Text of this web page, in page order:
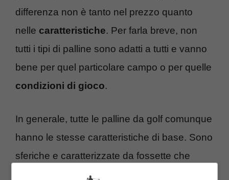
differenza non è tanto nel prezzo quanto
nelle caratteristiche. Per farla breve, non
tutti i tipi di palline sono adatti a tutti e vanno
bene per quel particolare campo o per quelle
condizioni di gioco.
In generale, tutte le palline da golf comunque
hanno le stesse caratteristiche di base. Sono
sferiche e caratterizzate da fossette che
riempiono tutta la superficie